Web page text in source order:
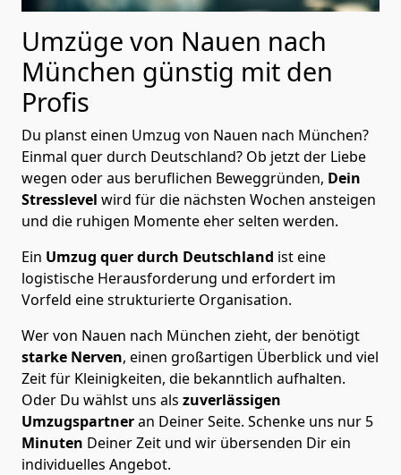
Umzüge von Nauen nach
München günstig mit den
Profis
Du planst einen Umzug von Nauen nach München?
Einmal quer durch Deutschland? Ob jetzt der Liebe
wegen oder aus beruflichen Beweggründen, Dein
Stresslevel wird für die nächsten Wochen ansteigen
und die ruhigen Momente eher selten werden.
Ein Umzug quer durch Deutschland ist eine
logistische Herausforderung und erfordert im
Vorfeld eine strukturierte Organisation.
Wer von Nauen nach München zieht, der benötigt
starke Nerven, einen großartigen Überblick und viel
Zeit für Kleinigkeiten, die bekanntlich aufhalten.
Oder Du wählst uns als zuverlässigen
Umzugspartneran Deiner Seite. Schenke uns nur 5
Minuten Deiner Zeit und wir übersenden Dir ein
individuelles Angebot.